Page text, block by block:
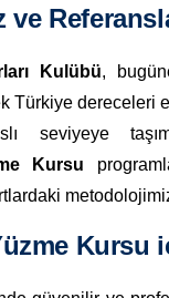
ve
Kulübü,
Türkiye dereceleri
seviyeye
Kursu
Kursu